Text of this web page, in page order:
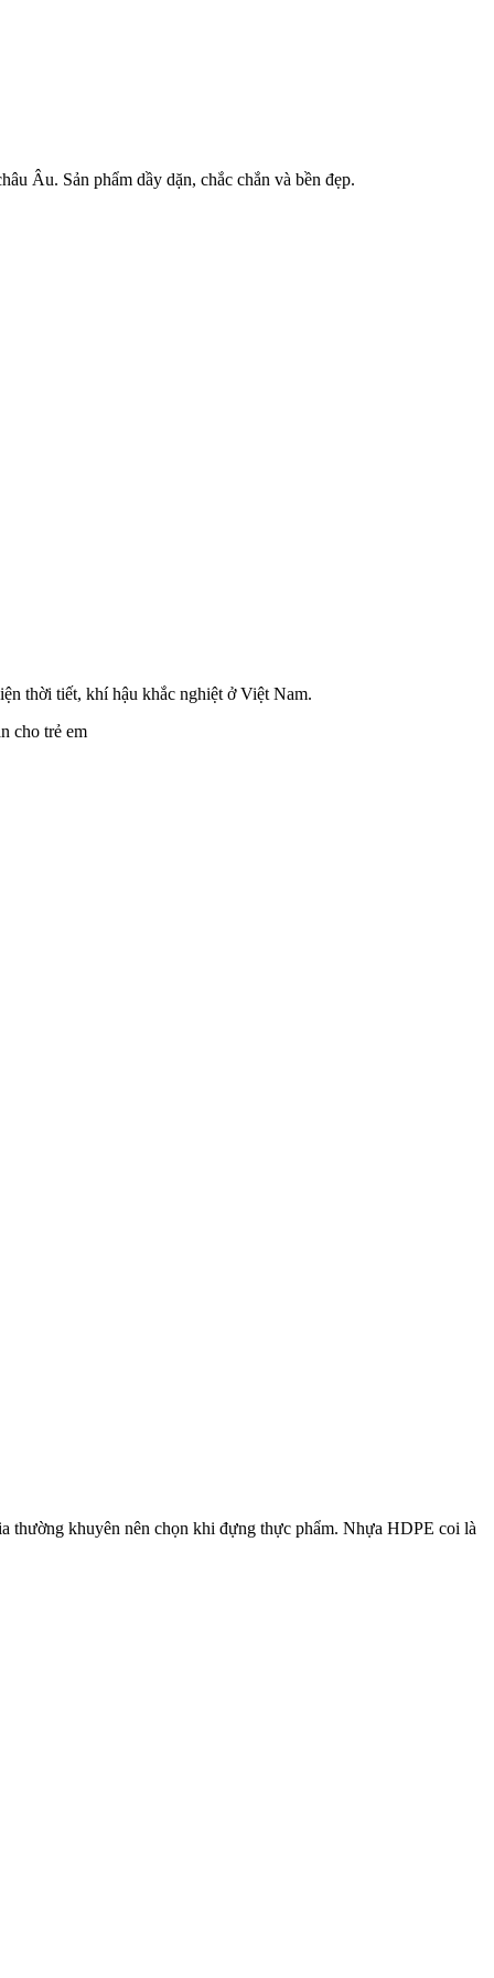
Âu. Sản phẩm dầy dặn, chắc chắn và bền đẹp.
thời tiết, khí hậu khắc nghiệt ở Việt Nam.
cho trẻ em
thường khuyên nên chọn khi đựng thực phẩm. Nhựa HDPE coi là